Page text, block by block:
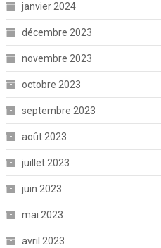
janvier 2024
décembre 2023
novembre 2023
octobre 2023
septembre 2023
août 2023
juillet 2023
juin 2023
mai 2023
avril 2023